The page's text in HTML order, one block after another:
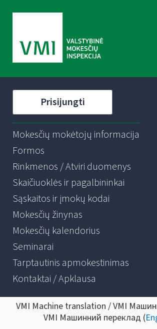
Prisijungti
Mokesčių mokėtojų informacija
Formos
Rinkmenos / Atviri duomenys
Skaičiuoklės ir pagalbininkai
Sąskaitos ir įmokų kodai
Mokesčių žinynas
Mokesčių kalendorius
Seminarai
Tarptautinis apmokestinimas
Kontaktai / Apklausa
VMI Machine translation / VMI
VMI Машинний переклад (